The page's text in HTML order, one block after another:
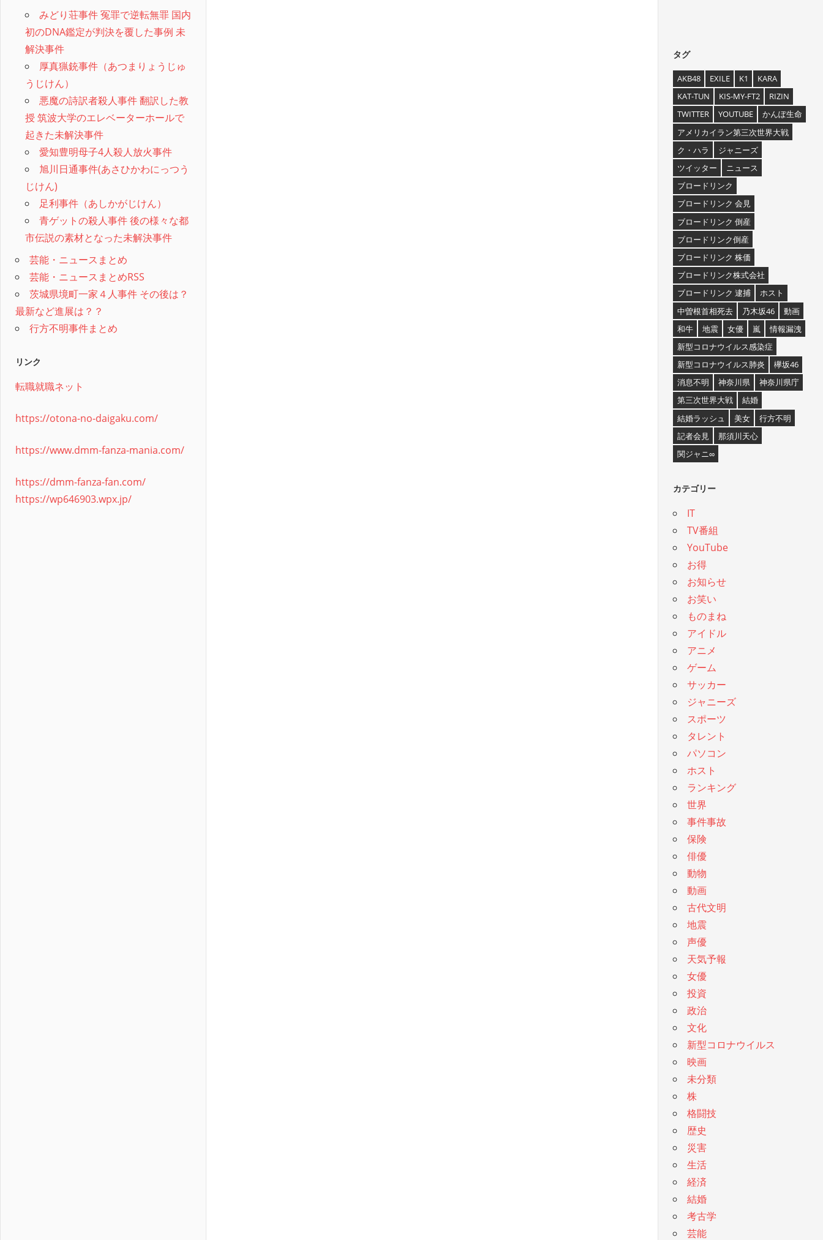
みどり荘事件 冤罪で逆転無罪 国内
初のDNA鑑定が判決を覆した事例 未
解決事件
厚真猟銃事件（あつまりょうじゅ
うじけん）
悪魔の詩訳者殺人事件 翻訳した教
授 筑波大学のエレベーターホールで
起きた未解決事件
愛知豊明母子4人殺人放火事件
旭川日通事件(あさひかわにっつう
じけん)
足利事件（あしかがじけん）
青ゲットの殺人事件 後の様々な都
市伝説の素材となった未解決事件
芸能・ニュースまとめ
芸能・ニュースまとめRSS
茨城県境町一家４人事件 その後は？
最新など進展は？？
行方不明事件まとめ
リンク
転職就職ネット
https://otona-no-daigaku.com/
https://www.dmm-fanza-mania.com/
https://dmm-fanza-fan.com/
https://wp646903.wpx.jp/
タグ
AKB48 EXILE K1
KARA
KAT-TUN
KIS-MY-FT2
RIZIN
TWITTER
YOUTUBE
かんぽ生命
アメリカイラン第三次世界大戦
ク・ハラ
ジャニーズ
ツイッター
ニュース
ブロードリンク
ブロードリンク 会見
ブロードリンク 倒産
ブロードリンク倒産
ブロードリンク 株価
ブロードリンク株式会社
ブロードリンク 逮捕
ホスト
中曽根首相死去
乃木坂46
動画
和牛
地震 女優 嵐
情報漏洩
新型コロナウイルス感染症
新型コロナウイルス肺炎
欅坂46
消息不明
神奈川県
神奈川県庁
第三次世界大戦
結婚
結婚ラッシュ
美女
行方不明
記者会見
那須川天心
関ジャニ∞
カテゴリー
IT
TV番組
YouTube
お得
お知らせ
お笑い
ものまね
アイドル
アニメ
ゲーム
サッカー
ジャニーズ
スポーツ
タレント
パソコン
ホスト
ランキング
世界
事件事故
保険
俳優
動物
動画
古代文明
地震
声優
天気予報
女優
投資
政治
文化
新型コロナウイルス
映画
未分類
株
格闘技
歴史
災害
生活
経済
結婚
考古学
芸能